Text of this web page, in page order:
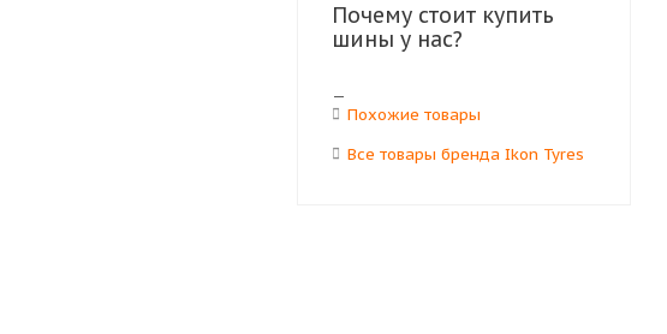
Почему стоит купить
шины у нас?
Похожие товары
Все товары бренда Ikon Tyres